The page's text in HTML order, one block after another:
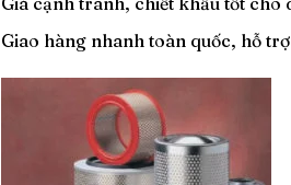
Giao hàng nhanh toàn quốc, hỗ